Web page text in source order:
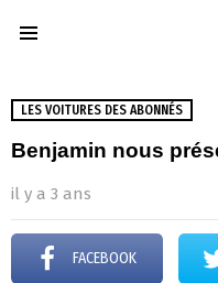
LES VOITURES DES ABONNÉS
Benjamin nous
il y a 3 ans
FACEBOOK